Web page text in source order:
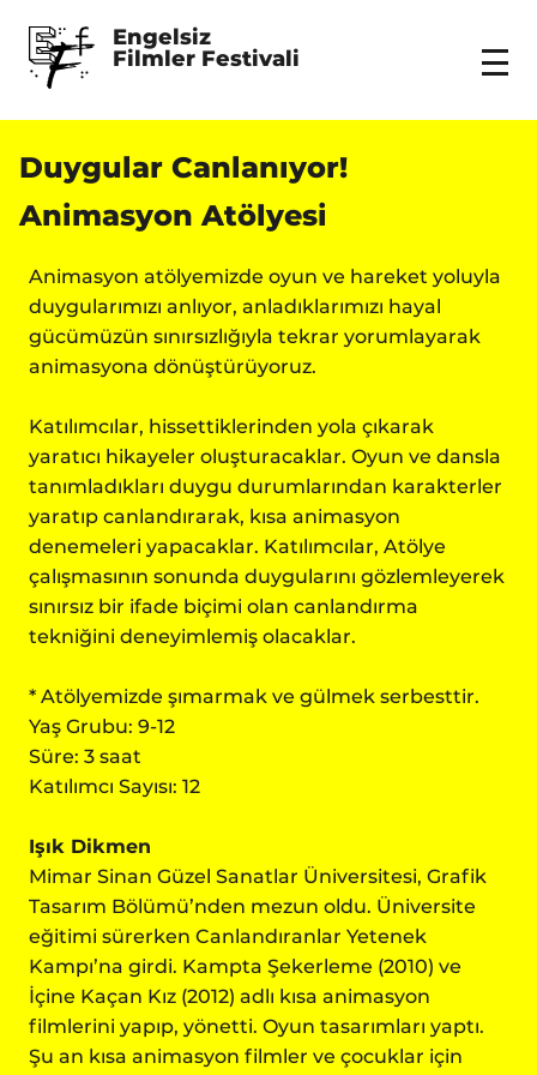
Engelsiz
Filmler Festivali
Menu
Duygular Canlanıyor!
Animasyon Atölyesi
Animasyon atölyemizde oyun ve hareket yoluyla
duygularımızı anlıyor, anladıklarımızı hayal
gücümüzün sınırsızlığıyla tekrar yorumlayarak
animasyona dönüştürüyoruz.
Katılımcılar, hissettiklerinden yola çıkarak
yaratıcı hikayeler oluşturacaklar. Oyun ve dansla
tanımladıkları duygu durumlarından karakterler
yaratıp canlandırarak, kısa animasyon
denemeleri yapacaklar. Katılımcılar, Atölye
çalışmasının sonunda duygularını gözlemleyerek
sınırsız bir ifade biçimi olan canlandırma
tekniğini deneyimlemiş olacaklar.
* Atölyemizde şımarmak ve gülmek serbesttir.
Yaş Grubu: 9-12
Süre: 3 saat
Katılımcı Sayısı: 12
Işık Dikmen
Mimar Sinan Güzel Sanatlar Üniversitesi, Grafik
Tasarım Bölümü’nden mezun oldu. Üniversite
eğitimi sürerken Canlandıranlar Yetenek
Kampı’na girdi. Kampta Şekerleme (2010) ve
İçine Kaçan Kız (2012) adlı kısa animasyon
filmlerini yapıp, yönetti. Oyun tasarımları yaptı.
Şu an kısa animasyon filmler ve çocuklar için